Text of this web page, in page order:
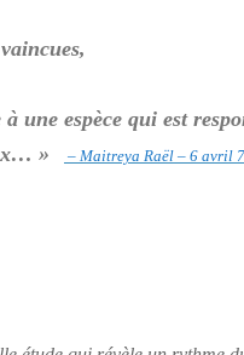
une espèce qui est
»
– Maitreya Raël – 6 avril